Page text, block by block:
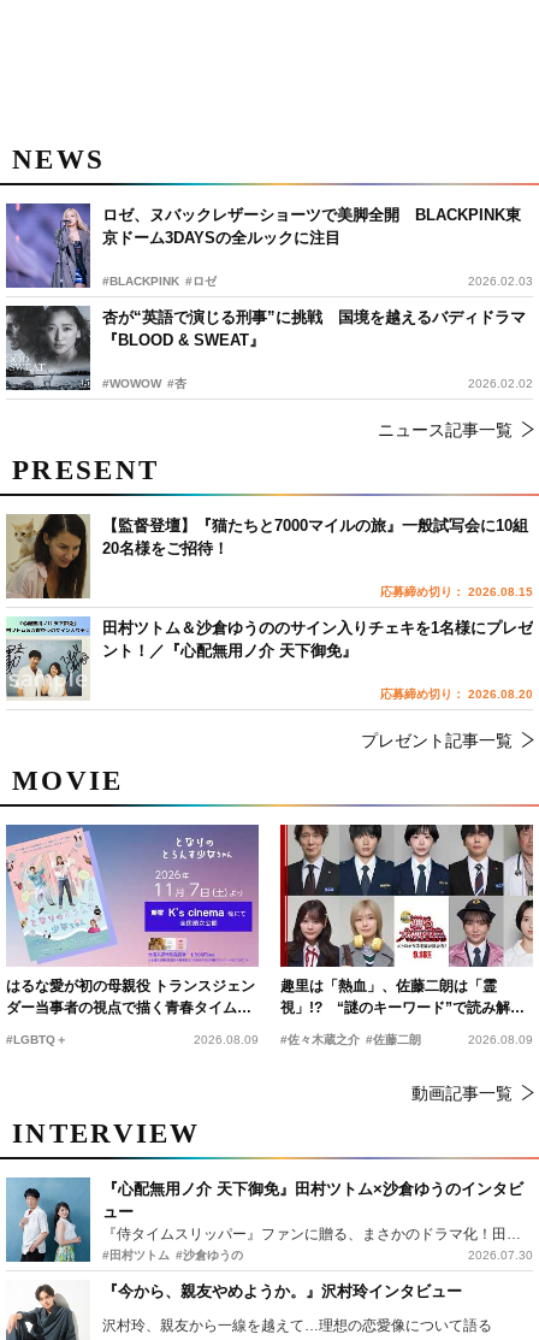
NEWS
ロゼ、ヌバックレザーショーツで美脚全開 BLACKPINK東
京ドーム3DAYSの全ルックに注目
#BLACKPINK #ロゼ 2026.02.03
杏が“英語で演じる刑事”に挑戦 国境を越えるバディドラマ
『BLOOD & SWEAT』
#WOWOW #杏 2026.02.02
ニュース記事一覧
MOVIE
はるな愛が初の母親役 トランスジェン
ダー当事者の視点で描く青春タイムス
#LGBTQ＋ 2026.08.09
趣里は「熱血」、佐藤二朗は「霊
視」!? “謎のキーワード”で読み解く
『踊る大捜査線 N.E.W.』新メンバー
#佐々木蔵之介 #佐藤二朗 2026.08.09
動画記事一覧
INTERVIEW
『心配無用ノ介 天下御免』田村ツトム×沙倉ゆうのインタビ
ュー
『侍タイムスリッパー』ファンに贈る、まさかのドラマ化！田村ツトム×沙倉ゆうのが語る『心配無用ノ介』撮影秘話
#田村ツトム #沙倉ゆうの 2026.07.30
『今から、親友やめようか。』沢村玲インタビュー
沢村玲、親友から一線を越えて…理想の恋愛像について語る
PRESENT
【監督登壇】『猫たちと7000マイルの旅』一般試写会に10組
20名様をご招待！
応募締め切り： 2026.08.15
田村ツトム＆沙倉ゆうののサイン入りチェキを1名様にプレゼ
ント！／『心配無用ノ介 天下御免』
応募締め切り： 2026.08.20
プレゼント記事一覧